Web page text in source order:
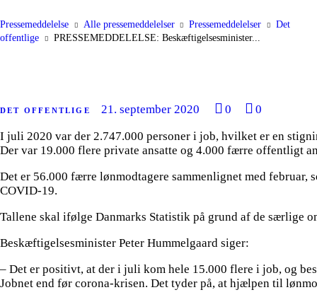
Pressemeddelelse Alle pressemeddelelser Pressemeddelelser
Det
offentlige
PRESSEMEDDELELSE: Beskæftigelsesminister...
DET OFFENTLIGE 21. september 2020 0
0
I juli 2020 var der 2.747.000 personer i job, hvilket er en
Der var 19.000 flere private ansatte og 4.000 færre offentligt
Det er 56.000 færre lønmodtagere sammenlignet med
COVID-19.
Tallene skal ifølge Danmarks Statistik på grund af de særlige
Beskæftigelsesminister Peter Hummelgaard siger:
– Det er positivt, at der i juli kom hele 15.000 flere i job, og
Jobnet end før corona-krisen. Det tyder på, at hjælpen til